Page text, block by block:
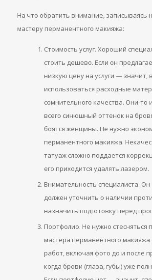
На что обратить внимание, записываясь
мастеру перманентного макияжа:
Стоимость услуг. Хороший
стоить дешево. Если он
низкую цену на услуги — значит,
использоваться расходные
сомнительного качества. Они-
всего синюшный оттенок на
боятся женщины. Не нужно
перманентного макияжа.
татуаж сложно поддается
его приходится удалять лазером.
Внимательность специалиста. Он
должен уточнить о наличии
назначить подготовку перед
Портфолио. Не нужно стесняться
мастера перманентного макияжа
работ, включая фото до и после
когда брови (глаза, губы) уже